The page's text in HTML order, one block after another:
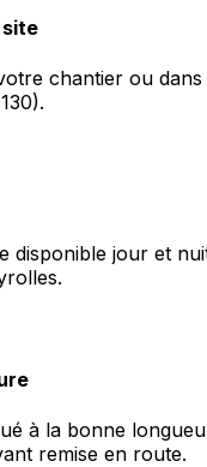
chantier ou
disponible jour et
à la bonne
remise en route.